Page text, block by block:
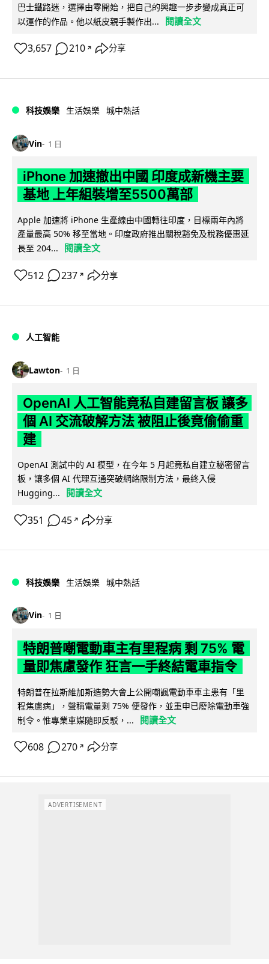
巴士鐵路迷，選擇由零開始，把自己的興趣一步步變成真正可
以運作的作品。他以紙皮親手製作出...
閱讀全文
3,657 210 ↗ 分享
科技娛樂 生活娛樂 城中熱話
Vin 1 日
iPhone 加速撤出中國 印度成新機主要
基地 上年組裝增至5500萬部
Apple 加速將 iPhone 生產線由中國轉往印度，目標兩年內將
產量最高 50% 移至當地。印度政府推出關稅豁免及稅務優惠延
長至 204...
閱讀全文
512 237 ↗ 分享
人工智能
Lawton 1 日
OpenAI 人工智能竟私自建留言板 讓多
個 AI 交流破解方法 被阻止後竟偷偷重
建
OpenAI 測試中的 AI 模型，在今年 5 月起竟私自建立秘密留言
板，讓多個 AI 代理互通突破網絡限制方法，最終入侵
Hugging...
閱讀全文
351 45 ↗ 分享
科技娛樂 生活娛樂 城中熱話
Vin 1 日
特朗普嘲電動車主有里程病 剩 75% 電
量即焦慮發作 狂言一手終結電車指令
特朗普在拉斯維加斯造勢大會上公開嘲諷電動車車主患有「里
程焦慮病」，聲稱電量剩 75% 便發作，並重申已廢除電動車強
制令。惟專業車媒隨即反駁，...
閱讀全文
608 270 ↗ 分享
ADVERTISEMENT